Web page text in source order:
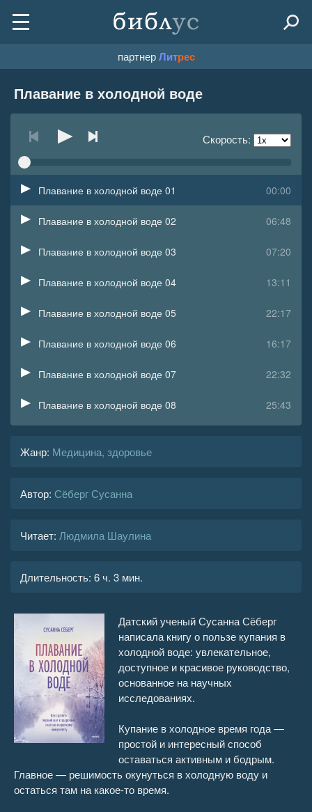
партнерЛитрес
Плавание в холодной воде
Скорость:
00:00
Плавание в холодной воде 01
06:48
Плавание в холодной воде 02
07:20
Плавание в холодной воде 03
13:11
Плавание в холодной воде 04
22:17
Плавание в холодной воде 05
16:17
Плавание в холодной воде 06
22:32
Плавание в холодной воде 07
25:43
Плавание в холодной воде 08
Плавание в холодной воде 11
33:48
Плавание в холодной воде 15
15:44
Плавание в холодной воде 16
Плавание в холодной воде 17
Жанр: Медицина, здоровье
Автор: Сёберг Сусанна
Читает: Людмила Шаулина
Длительность: 6 ч. 3 мин.
Датский ученый Сусанна Сёберг
написала книгу о пользе купания в
холодной воде: увлекательное,
доступное и красивое руководство,
основанное на научных
исследованиях.
Купание в холодное время года —
простой и интересный способ
оставаться активным и бодрым.
Главное — решимость окунуться в холодную воду и
остаться там на какое-то время.